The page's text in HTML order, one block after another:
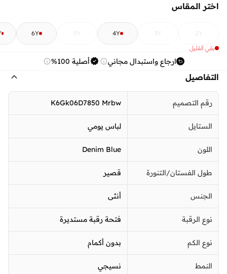
اختر المقاس
2Y
3Y
4Y
5Y
6Y
بقي القليل
ارجاع واستبدال مجاني أصلية 100%
التفاصيل
رقم التصميم K6Gk06D7850 Mrbw
الستايل لباس يومي
اللون Denim Blue
طول الفستان/التنورة قصير
الجنس أنثى
نوع الرقبة فتحة رقبة مستديرة
نوع الكم بدون أكمام
النمط نسيجي